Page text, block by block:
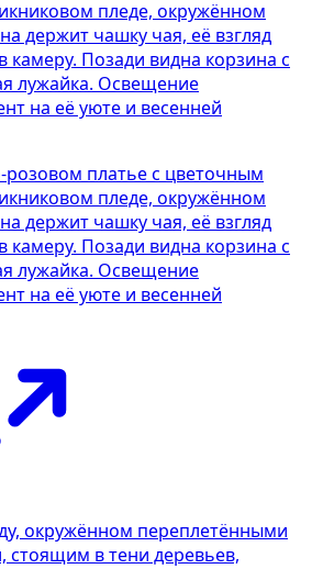
платье с цветочным
пледе, окружённом
держит чашку чая, её взгляд
камеру. Позади видна корзина с
лужайка. Освещение
на её уюте и весенней